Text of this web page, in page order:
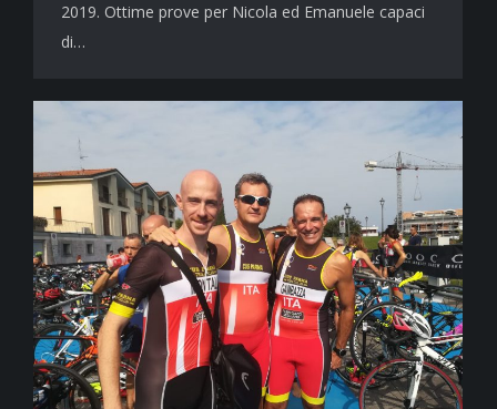
2019. Ottime prove per Nicola ed Emanuele capaci
di…